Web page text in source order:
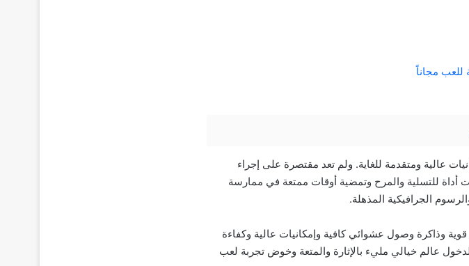
للعب مجاناً
عالية ومتقدمة للغاية. ولم تعد مقتصرة على إجراء
أداة للتسلية والمرح وتمضية أوقات ممتعة في ممارسة
الجرافيكية المذهلة.
وذاكرة وصول عشوائي كافية وإمكانيات عالية وكفاءة
عالم خيالي مليء بالإثارة والمتعة وخوض تجربة لعب